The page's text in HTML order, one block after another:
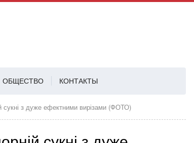
ОБЩЕСТВО КОНТАКТЫ
АВТОРИЗАЦИЯ
сукні з дуже ефектними вирізами (ФОТО)